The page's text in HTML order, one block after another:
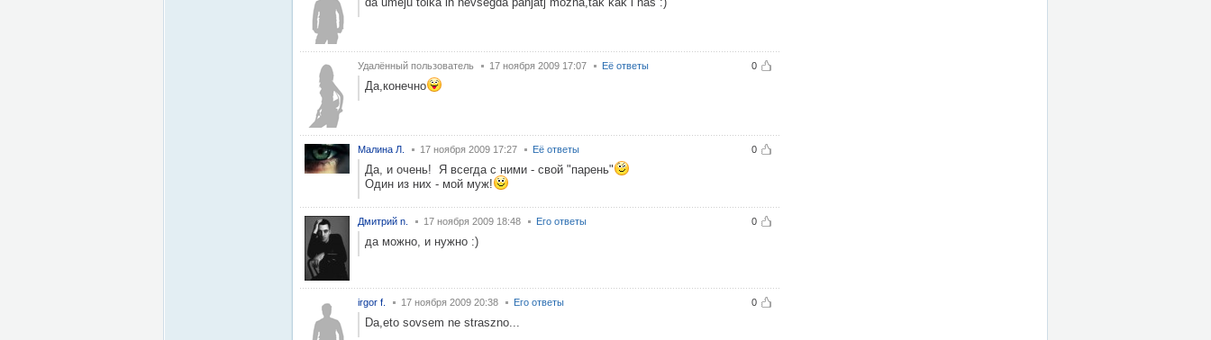
0
Удалённый пользователь 17 ноября 2009 17:07 Её ответы
Да,конечно
0
Малина Л. 17 ноября 2009 17:27 Её ответы
Да, и очень! Я всегда с ними - свой "парень"
Один из них - мой муж!
0
Дмитрий n. 17 ноября 2009 18:48 Его ответы
да можно, и нужно :)
0
irgor f. 17 ноября 2009 20:38 Его ответы
Da,eto sovsem ne straszno...